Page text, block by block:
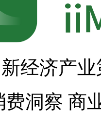
经济产
费洞察 商